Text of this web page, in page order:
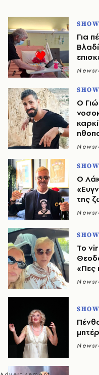
Για
O
O
της
Το
«Πες